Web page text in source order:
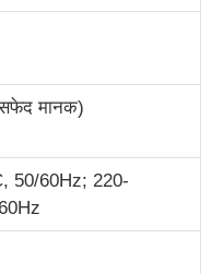
मानक)
50/60Hz; 220-